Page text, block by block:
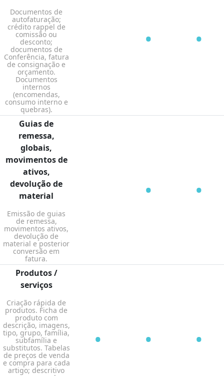
Documentos de
autofaturação;
crédito rappel de
comissão ou
desconto;
documentos de
Conferência, fatura
de consignação e
orçamento.
Documentos
internos
(encomendas,
consumo interno e
quebras).
• •
Guias de
remessa,
globais,
movimentos de
ativos,
devolução de
material
Emissão de guias
de remessa,
movimentos ativos,
devolução de
material e posterior
conversão em
fatura.
• •
Produtos /
serviços
Criação rápida de
produtos. Ficha de
produto com
descrição, imagens,
tipo, grupo, família,
subfamília e
substitutos. Tabelas
de preços de venda
e compra para cada
artigo; descritivo
• • •